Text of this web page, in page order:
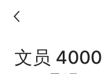
文员 4000